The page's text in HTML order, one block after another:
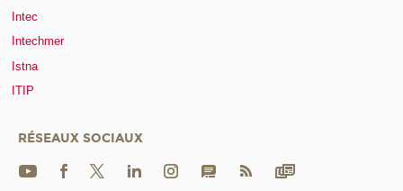
Intec
Intechmer
Istna
ITIP
RÉSEAUX SOCIAUX